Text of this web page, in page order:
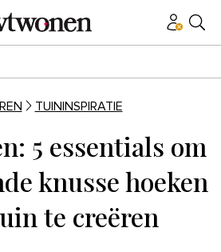
TUININSPIRATIE
5 essentials om
knusse hoeken
te creëren